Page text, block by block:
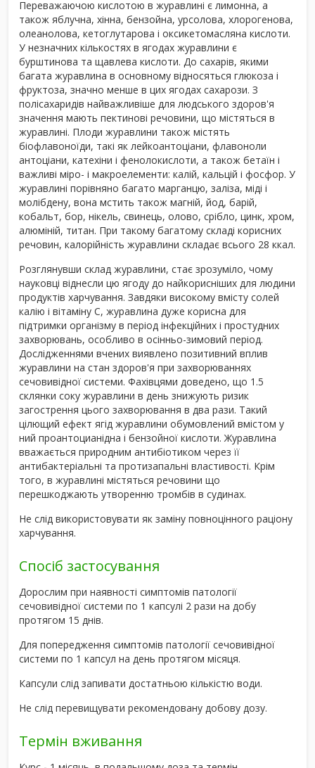
Переважаючою кислотою в журавлині є лимонна, а
також яблучна, хінна, бензойна, урсолова, хлорогенова,
олеанолова, кетоглутарова і оксикетомасляна кислоти.
У незначних кількостях в ягодах журавлини є
бурштинова та щавлева кислоти. До сахарів, якими
багата журавлина в основному відносяться глюкоза і
фруктоза, значно менше в цих ягодах сахарози. З
полісахаридів найважливіше для людського здоров'я
значення мають пектинові речовини, що містяться в
журавлині. Плоди журавлини також містять
біофлавоноїди, такі як лейкоантоціани, флавоноли
антоціани, катехіни і фенолокислоти, а також бетаїн і
важливі міро- і макроелементи: калій, кальцій і фосфор. У
журавлині порівняно багато марганцю, заліза, міді і
молібдену, вона мстить також магній, йод, барій,
кобальт, бор, нікель, свинець, олово, срібло, цинк, хром,
алюміній, титан. При такому багатому складі корисних
речовин, калорійність журавлини складає всього 28 ккал.
Розглянувши склад журавлини, стає зрозуміло, чому
науковці віднесли цю ягоду до найкорисніших для людини
продуктів харчування. Завдяки високому вмісту солей
калію і вітаміну С, журавлина дуже корисна для
підтримки організму в період інфекційних і простудних
захворювань, особливо в осінньо-зимовий період.
Дослідженнями вчених виявлено позитивний вплив
журавлини на стан здоров'я при захворюваннях
сечовивідної системи. Фахівцями доведено, що 1.5
склянки соку журавлини в день знижують ризик
загострення цього захворювання в два рази. Такий
цілющий ефект ягід журавлини обумовлений вмістом у
ний проантоцианідна і бензойної кислоти. Журавлина
вважається природним антибіотиком через її
антибактеріальні та протизапальні властивості. Крім
того, в журавлині містяться речовини що
перешкоджають утворенню тромбів в судинах.
Не слід використовувати як заміну повноцінного раціону
харчування.
Спосіб застосування
Дорослим при наявності симптомів патології
сечовивідної системи по 1 капсулі 2 рази на добу
протягом 15 днів.
Для попередження симптомів патології сечовивідної
системи по 1 капсул на день протягом місяця.
Капсули слід запивати достатньою кількістю води.
Не слід перевищувати рекомендовану добову дозу.
Термін вживання